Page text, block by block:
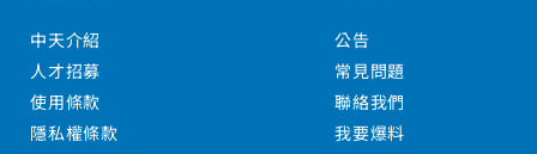
中天介紹
人才招募
使用條款
隱私權條款
公告
常見問題
聯絡我們
我要爆料